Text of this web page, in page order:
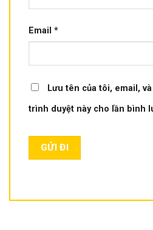
Email *
Lưu tên của tôi, email,
trình duyệt này cho lần bình